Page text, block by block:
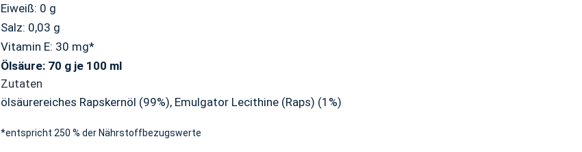
Eiweiß: 0 g
Salz: 0,03 g
Vitamin E: 30 mg*
Ölsäure: 70 g je 100 ml
Zutaten
ölsäurereiches Rapskernöl (99%), Emulgator Lecithine (Raps) (1%)
*entspricht 250 % der Nährstoffbezugswerte